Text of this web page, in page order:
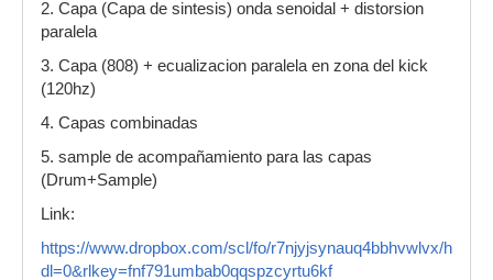
2. Capa (Capa de sintesis) onda senoidal + distorsion
paralela
3. Capa (808) + ecualizacion paralela en zona del kick
(120hz)
4. Capas combinadas
5. sample de acompañamiento para las capas
(Drum+Sample)
Link:
https://www.dropbox.com/scl/fo/r7njyjsynauq4bbhvwlvx/h?
dl=0&rlkey=fnf791umbab0qqspzcyrtu6kf